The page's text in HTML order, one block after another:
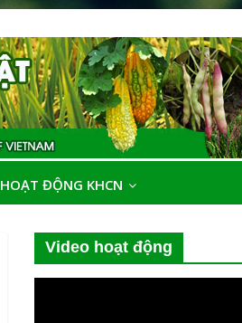
HOẠT ĐỘNG KHCN
Video hoạt động